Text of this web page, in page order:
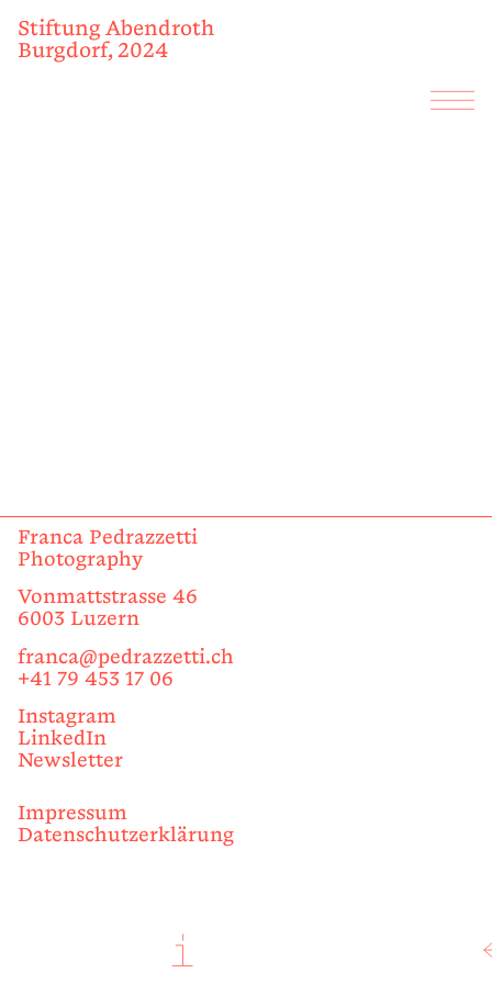
Stiftung Abendroth
Burgdorf, 2024
Franca Pedrazzetti
Photography
Vonmattstrasse 46
6003 Luzern
franca@pedrazzetti.ch
+41 79 453 17 06
Instagram
LinkedIn
Newsletter
Impressum
Datenschutzerklärung